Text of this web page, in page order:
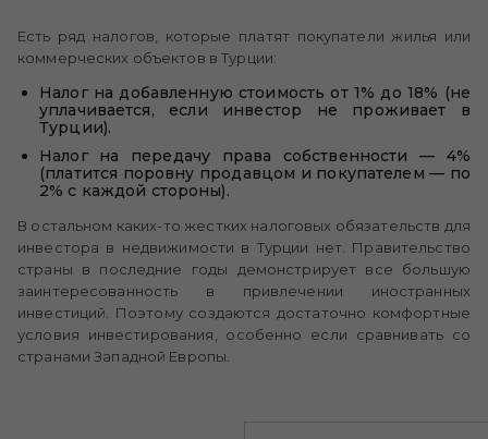
Есть ряд налогов, которые платят покупатели жилья или
коммерческих объектов в Турции:
Налог на добавленную стоимость от 1% до 18% (не
уплачивается, если инвестор не проживает в
Турции).
Налог на передачу права собственности — 4%
(платится поровну продавцом и покупателем — по
2% с каждой стороны).
В остальном каких-то жестких налоговых обязательств для
инвестора в недвижимости в Турции нет. Правительство
страны в последние годы демонстрирует все большую
заинтересованность в привлечении иностранных
инвестиций. Поэтому создаются достаточно комфортные
условия инвестирования, особенно если сравнивать со
странами Западной Европы.